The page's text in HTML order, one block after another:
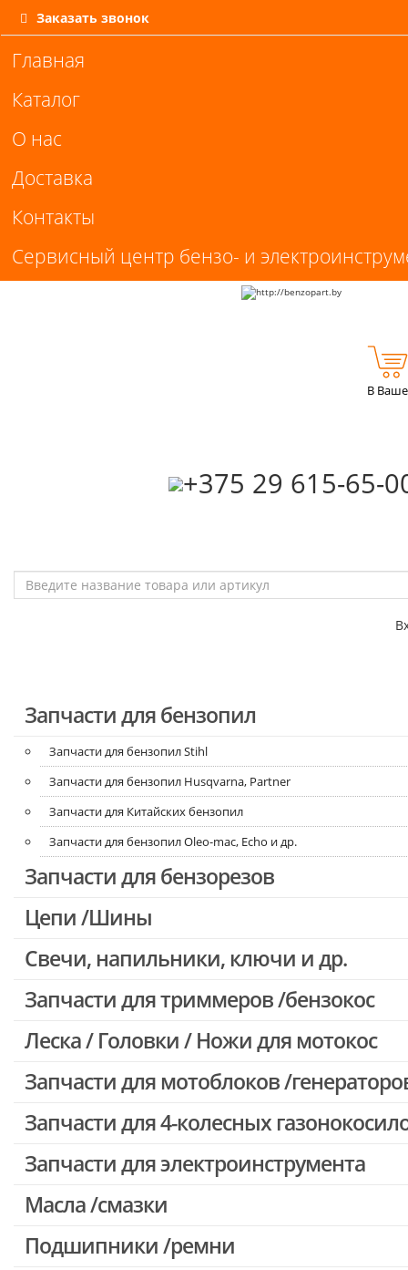
Заказать звонок
Главная
Каталог
О нас
Доставка
Контакты
Сервисный центр бензо- и
‎+375 29 615-65-
В
Запчасти для бензопил
Запчасти для бензопил Stihl
Запчасти для бензопил Husqvarna, Partner
Запчасти для Китайских бензопил
Запчасти для бензопил Oleo-mac, Echo и др.
Запчасти для бензорезов
Цепи /Шины
Свечи, напильники, ключи и др.
Запчасти для триммеров /бензокос
Запчасти для Китайских триммеров
Леска / Головки / Ножи для мотокос
Запчасти для мотоблоков /
Запчасти для 4-колесных
Запчасти для электроинструмента
Двигатели, редукторы для шуруповертов
Выключатели, переключатели
Масла /смазки
Подшипники /ремни